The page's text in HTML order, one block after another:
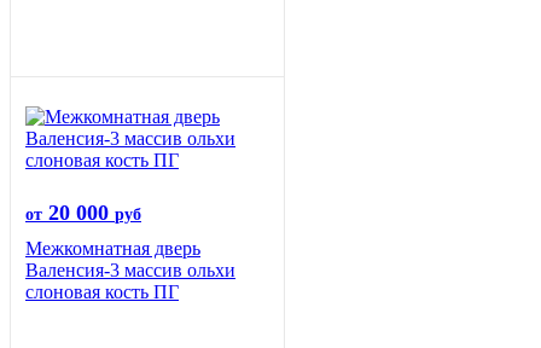
от 20 000 руб
Межкомнатная дверь
Валенсия-3 массив ольхи
слоновая кость ПГ